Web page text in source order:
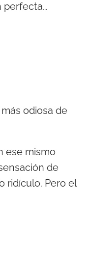
perfecta…
odiosa de
ese mismo
de
ridículo. Pero el